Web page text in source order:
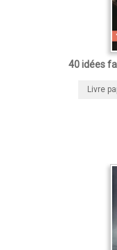
40 idées
Livre